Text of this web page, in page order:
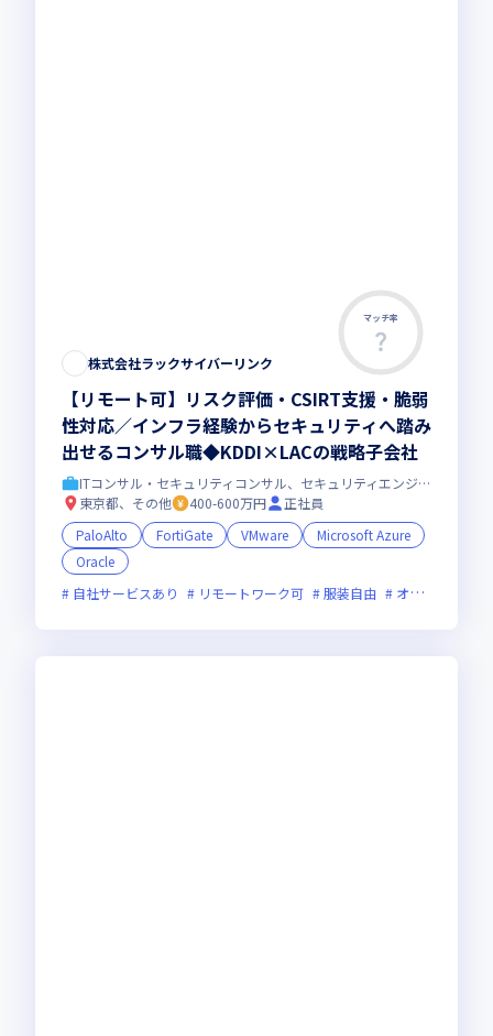
マッチ率
株式会社ラックサイバーリンク
【リモート可】リスク評価・CSIRT支援・脆弱
性対応／インフラ経験からセキュリティへ踏み
出せるコンサル職◆KDDI×LACの戦略子会社
ITコンサル・セキュリティコンサル、セキュリティエンジニア
東京都、その他
400-600万円
正社員
PaloAlto
FortiGate VMware
Microsoft Azure
Oracle
自社サービスあり
リモートワーク可 服装自由 オンライン選考可